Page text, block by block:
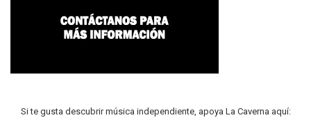
Si te gusta descubrir música independiente, apoya La Caverna aquí: